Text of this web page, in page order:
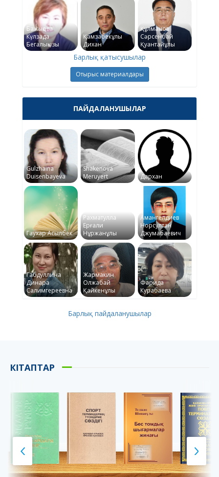
Бажықова
Күлзада
Бегалықызы
Қамзабекұлы
Дихан
Құлманов
Сәрсенбай
Қуантайұлы
Барлық қатысушылар
Отырыс материалдары
ПАЙДАЛАНУШЫЛАР
Gulzhaina
Duisenbayeva
Shakenova
Meruyert
Дархан
Гаухар Асылбек
Рахматулла
Ерғали
Нұржанұлы
Амангелдиев
Норсултан
Джумабаевич
Габдуллина
Динара
Салимгереевна
Жармакин
Олжабай
Қайкенұлы
Фарида
Курабаева
Барлық пайдаланушылар
КІТАПТАР